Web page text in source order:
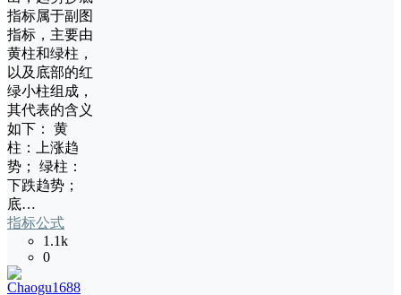
指标属于副图
指标，主要由
黄柱和绿柱，
以及底部的红
绿小柱组成，
其代表的含义
如下： 黄
柱：上涨趋
势； 绿柱：
下跌趋势；
底…
指标公式
1.1k
0